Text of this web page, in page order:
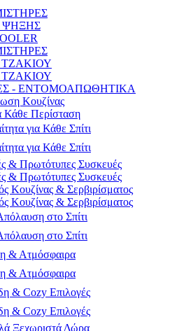
ΨΗΞΗΣ
- ΕΝΤΟΜΟΑΠΩΘΗΤΙΚΑ
Κουζίνας
Κάθε Περίσταση
για Κάθε Σπίτι
για Κάθε Σπίτι
& Πρωτότυπες Συσκευές
& Πρωτότυπες Συσκευές
Κουζίνας & Σερβιρίσματος
Κουζίνας & Σερβιρίσματος
στο Σπίτι
στο Σπίτι
& Ατμόσφαιρα
& Ατμόσφαιρα
& Cozy Επιλογές
& Cozy Επιλογές
Ξεχωριστά Δώρα